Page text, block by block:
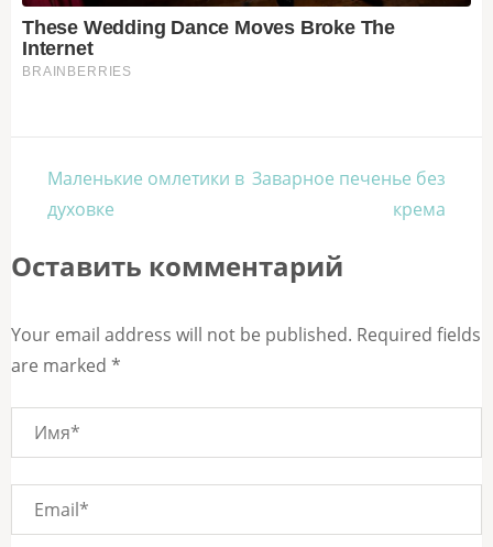
Навигация
по
Маленькие омлетики в
духовке
Заварное печенье без
крема
Оставить комментарий
Your email address will not be published. Required fields
are marked *